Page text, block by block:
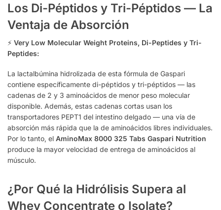
Los Di-Péptidos y Tri-Péptidos — La
Ventaja de Absorción
⚡ Very Low Molecular Weight Proteins, Di-Peptides y Tri-
Peptides:
La lactalbúmina hidrolizada de esta fórmula de Gaspari
contiene específicamente di-péptidos y tri-péptidos — las
cadenas de 2 y 3 aminoácidos de menor peso molecular
disponible. Además, estas cadenas cortas usan los
transportadores PEPT1 del intestino delgado — una vía de
absorción más rápida que la de aminoácidos libres individuales.
Por lo tanto, el AminoMax 8000 325 Tabs Gaspari Nutrition
produce la mayor velocidad de entrega de aminoácidos al
músculo.
¿Por Qué la Hidrólisis Supera al
Whey Concentrate o Isolate?